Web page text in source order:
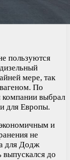
пользуются
мере, так
По
компании выбрал
для Европы.
и
не
для Додж
до